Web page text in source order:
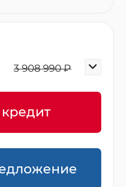
3 908 990 ₽